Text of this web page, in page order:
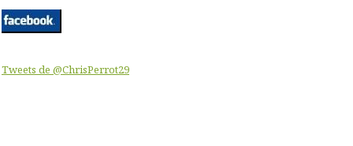
Tweets de @ChrisPerrot29